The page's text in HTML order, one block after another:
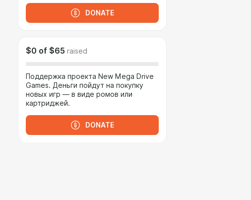
DONATE
$0 of $65 raised
Поддержка проекта New Mega Drive
Games. Деньги пойдут на покупку
новых игр — в виде ромов или
картриджей.
DONATE